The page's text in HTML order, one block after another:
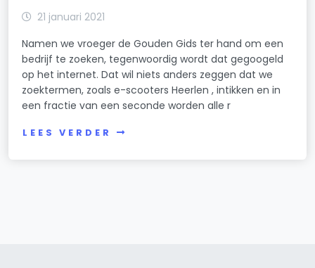
21 januari 2021
Namen we vroeger de Gouden Gids ter hand om een
bedrijf te zoeken, tegenwoordig wordt dat gegoogeld
op het internet. Dat wil niets anders zeggen dat we
zoektermen, zoals e-scooters Heerlen , intikken en in
een fractie van een seconde worden alle r
LEES VERDER